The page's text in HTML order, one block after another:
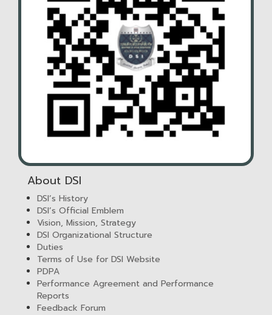
About DSI
DSI’s History
DSI’s Official Emblem
Vision, Mission, Strategy
DSI Organizational Structure
Duties
Terms of Use for DSI Website
PDPA
Performance Agreement and Performance
Reports
Feedback Forum